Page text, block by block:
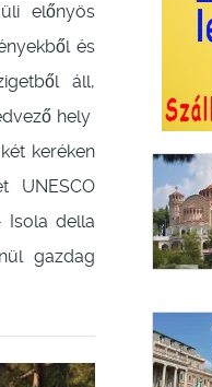
előnyös
és
áll,
hely
keréken
Isola della
gazdag